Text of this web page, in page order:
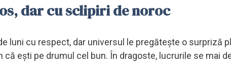
dar cu sclipiri de noroc
luni cu respect, dar universul le pregătește o surpriză
că ești pe drumul cel bun. În dragoste, lucrurile se mai